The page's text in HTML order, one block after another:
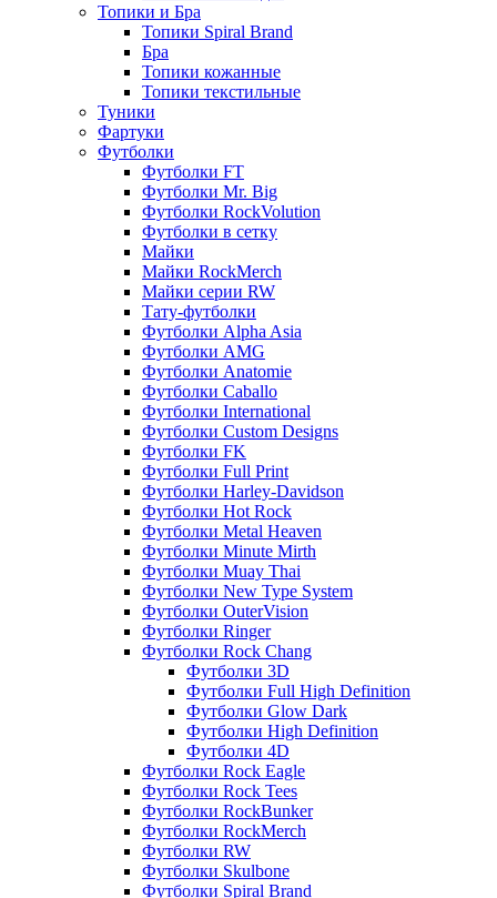
Топики и Бра
Топики Spiral Brand
Бра
Топики кожанные
Топики текстильные
Туники
Фартуки
Футболки
Футболки FT
Футболки Mr. Big
Футболки RockVolution
Футболки в сетку
Майки
Майки RockMerch
Майки серии RW
Тату-футболки
Футболки Alpha Asia
Футболки AMG
Футболки Anatomie
Футболки Caballo
Футболки International
Футболки Custom Designs
Футболки FK
Футболки Full Print
Футболки Harley-Davidson
Футболки Hot Rock
Футболки Metal Heaven
Футболки Minute Mirth
Футболки Muay Thai
Футболки New Type System
Футболки OuterVision
Футболки Ringer
Футболки Rock Chang
Футболки 3D
Футболки Full High Definition
Футболки Glow Dark
Футболки High Definition
Футболки 4D
Футболки Rock Eagle
Футболки Rock Tees
Футболки RockBunker
Футболки RockMerch
Футболки RW
Футболки Skulbone
Футболки Spiral Brand